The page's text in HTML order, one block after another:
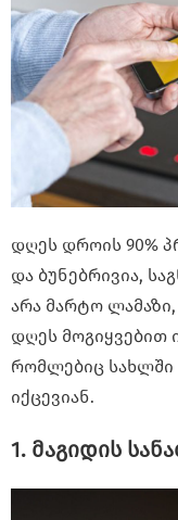
დღეს დროის 90%
და ბუნებრივია,
არა მარტო ლამაზი,
დღეს მოგიყვებით
რომლებიც
იქცევიან.
1. მაგიდის